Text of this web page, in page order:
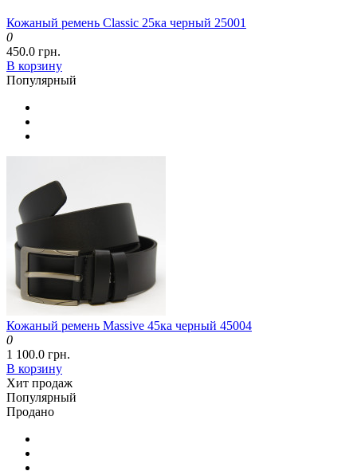
Кожаный ремень Classic 25ка черный 25001
0
450.0 грн.
В корзину
Популярный
Кожаный ремень Massive 45ка черный 45004
0
1 100.0 грн.
В корзину
Хит продаж
Популярный
Продано